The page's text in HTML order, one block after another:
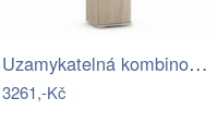
Uzamykatelná kombinovaná skříňka 50D3 -…
3261,-Kč